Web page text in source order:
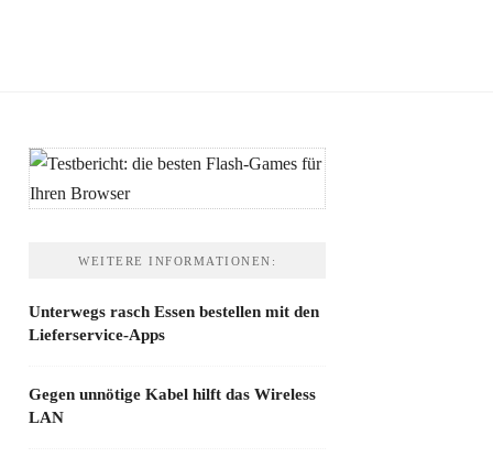
WEITERE INFORMATIONEN:
Unterwegs rasch Essen bestellen mit den
Lieferservice-Apps
Gegen unnötige Kabel hilft das Wireless
LAN